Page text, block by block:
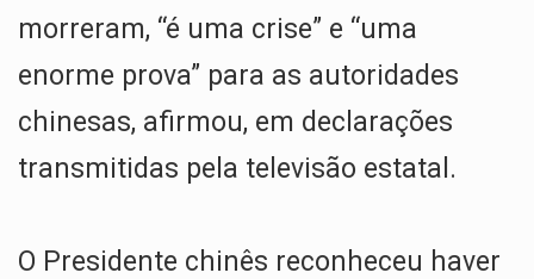
morreram, “é uma crise” e “uma
enorme prova” para as autoridades
chinesas, afirmou, em declarações
transmitidas pela televisão estatal.
O Presidente chinês reconheceu haver